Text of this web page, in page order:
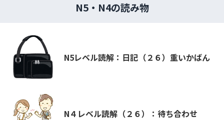
N5・N4の読み物
N5レベル読解：日記（２６）重いかばん
N４レベル読解（２６）：待ち合わせ